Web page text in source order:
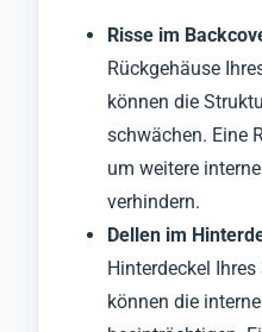
Risse im
Rückgehäuse
können die
schwächen. Eine
um weitere
verhindern.
Dellen im
Hinterdeckel
können die